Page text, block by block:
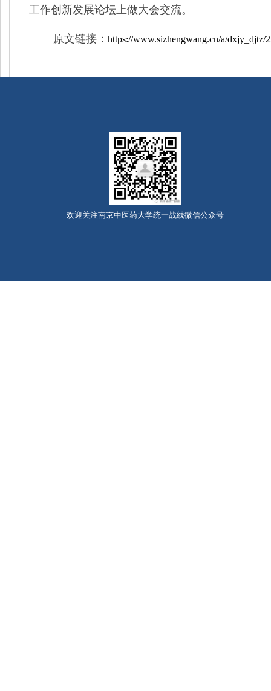
工作创新发展论坛上做大会交流。
原文链接： https://www.sizhengwang.cn/a/dxjy_djtz/
欢迎关注南京中医药大学统一战线微信公众号